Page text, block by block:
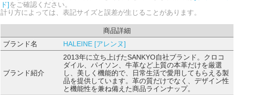
ド]をご確認ください。
計り方によっては、表記サイズと誤差が生じることがあります。
商品詳細
ブランド名
HALEINE [アレンヌ]
ブランド紹介
2013年に立ち上げたSANKYO自社ブランド。クロコ
ダイル、パイソン、牛革など上質の本革だけを厳選
し、美しく機能的で、日常生活で愛用してもらえる製
品を提供しています。革の質だけでなく、デザイン性
と機能性を兼ね備えた商品ラインナップ。